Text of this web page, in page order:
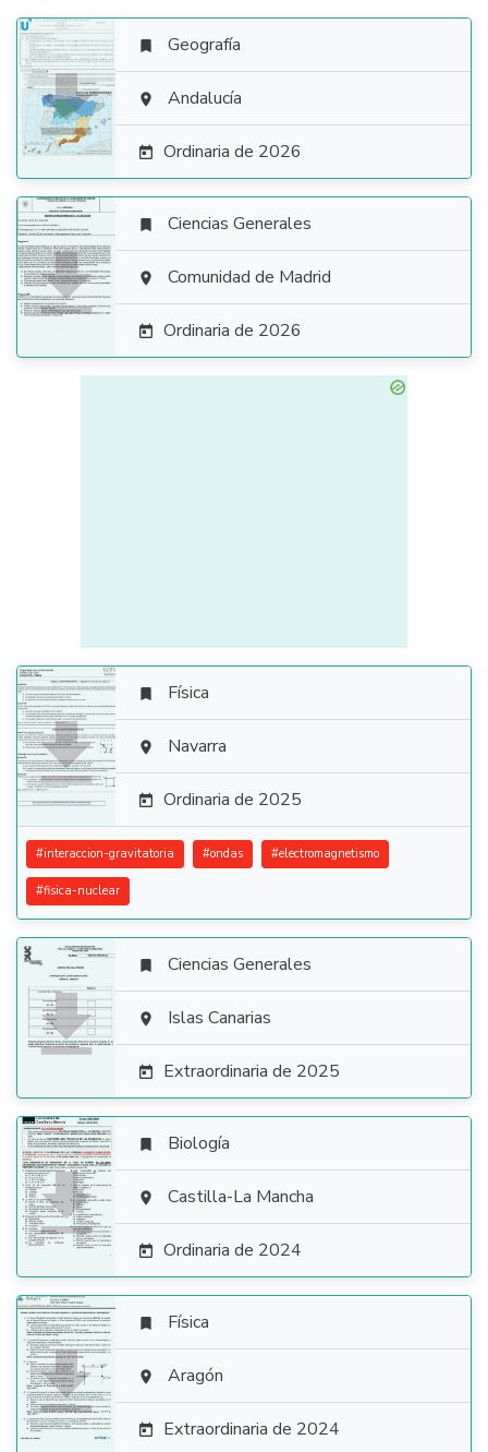

 Geografía
 Andalucía
 Ordinaria de 2026

 Ciencias Generales
 Comunidad de Madrid
 Ordinaria de 2026

 Física
 Navarra
 Ordinaria de 2025
#interaccion-gravitatoria #ondas #electromagnetismo
#fisica-nuclear

 Ciencias Generales
 Islas Canarias
 Extraordinaria de 2025

 Biología
 Castilla-La Mancha
 Ordinaria de 2024

 Física
 Aragón
 Extraordinaria de 2024